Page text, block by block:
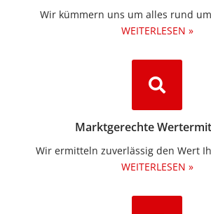
Wir kümmern uns um alles rund
WEITERLESEN »
Marktgerechte
Wir ermitteln zuverlässig den Wert
WEITERLESEN »